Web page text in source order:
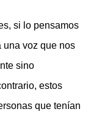
si lo pensamos
una voz que nos
sino
estos
que tenían